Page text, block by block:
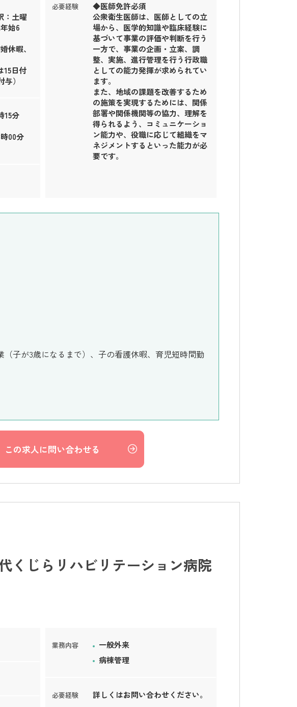
：土曜
始6
休暇、
15日付
）
15分
00分
必要経験
◆医師免許必須
公衆衛生医師は、医師としての立
場から、医学的知識や臨床経験に
基づいて事業の評価や判断を行う
一方で、事業の企画・立案、調
整、実施、進行管理を行う行政職
としての能力発揮が求められてい
ます。
また、地域の課題を改善するため
の施策を実現するためには、関係
部署や関係機関等の協力、理解を
得られるよう、コミュニケーショ
ン能力や、役職に応じて組織をマ
ネジメントするといった能力が必
要です。
子が3歳になるまで）、子の看護休暇、育児短時間勤
この求人に問い合わせる
くじらリハビリテーション病院
業務内容
一般外来
病棟管理
必要経験 詳しくはお問い合わせください。